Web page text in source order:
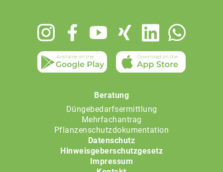
Beratung
Düngebedarfsermittlung
Mehrfachantrag
Pflanzenschutzdokumentation
Datenschutz
Hinweisgeberschutzgesetz
Impressum